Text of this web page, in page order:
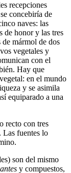
recepciones
concebiría de
naves: las
de honor y las tres
de mármol de dos
vegetales y
con el
Hay que
en el mundo
y se asimila
equiparado a una
recto con tres
Las fuentes lo
son del mismo
y compuestos,